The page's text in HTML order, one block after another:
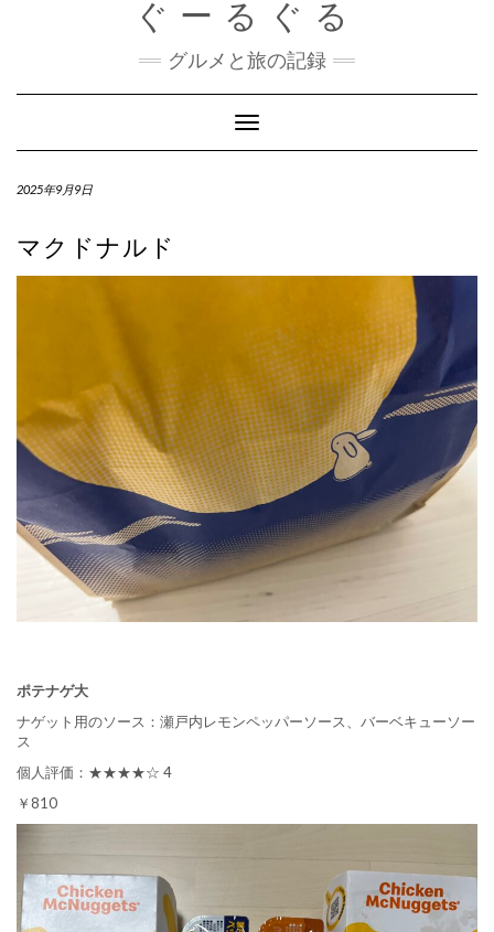
ぐーるぐる
グルメと旅の記録
Toggle
Navigation
2025年9月9日
マクドナルド
ポテナゲ大
ナゲット用のソース：瀬戸内レモンペッパーソース、バーベキューソー
ス
個人評価：★★★★☆ 4
￥810